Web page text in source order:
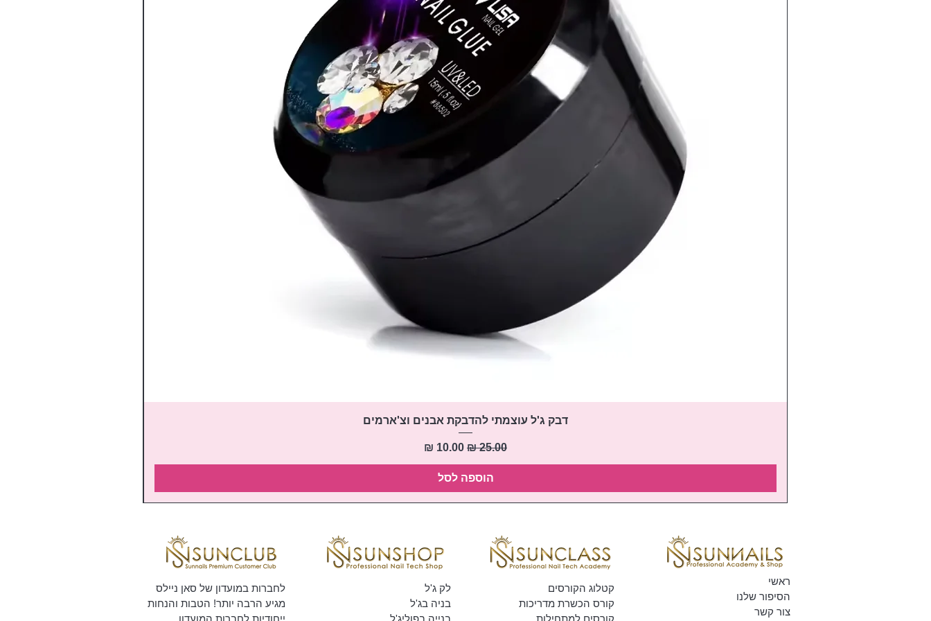
תצוגה מהירה
דבק ג'ל עוצמתי להדבקת אבנים וצ'ארמים
מחיר רגילמחיר מבצע
הוספה לסל
לחברות במועדון של סאן ניילס
מגיע הרבה יותר! הטבות והנחות
ייחודיות לחברות המועדון
לק ג'ל
בניה בג'ל
בנייה בפוליג'ל
קטלוג הקורסים
קורס הכשרת מדריכות
קורסים למתחילות
ראשי
הסיפור שלנו
צור קשר